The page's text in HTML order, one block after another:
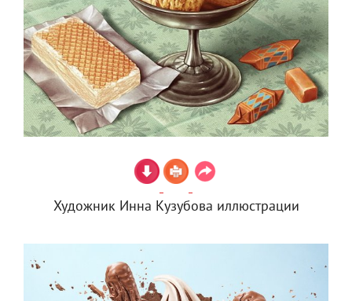
Художник Инна Кузубова иллюстрации